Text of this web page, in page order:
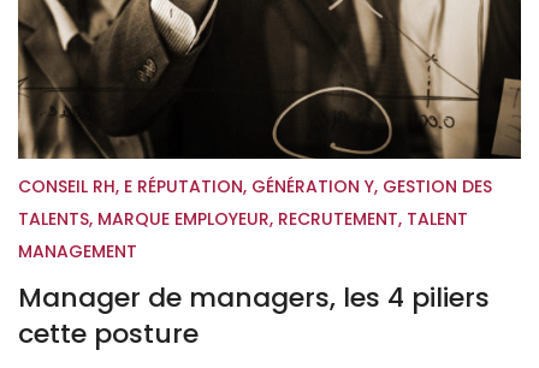
CONSEIL RH, E RÉPUTATION, GÉNÉRATION Y, GESTION DES
TALENTS, MARQUE EMPLOYEUR, RECRUTEMENT, TALENT
MANAGEMENT
Manager de managers, les 4 piliers
cette posture